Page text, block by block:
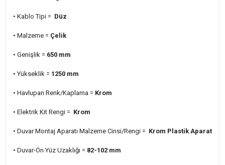
• Kablo Tipi = Düz
• Malzeme = Çelik
• Genişlik = 650 mm
• Yükseklik = 1250 mm
• Havlupan Renk/Kaplama = Krom
• Elektrik Kit Rengi = Krom
• Duvar Montaj Aparatı Malzeme Cinsi/Rengi = Krom Plastik Aparat
• Duvar-Ön Yüz Uzaklığı = 82-102 mm